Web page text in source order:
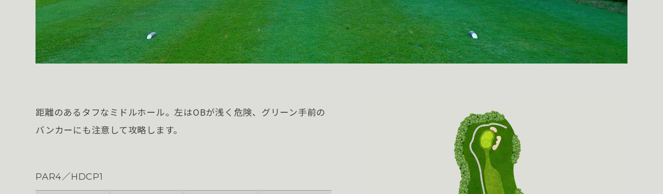
距離のあるタフなミドルホール。左はOBが浅く危険、グリーン手前の
バンカーにも注意して攻略します。
PAR4／HDCP1